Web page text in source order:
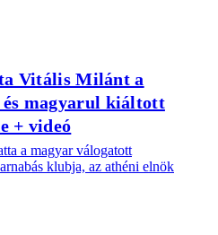
Vitális Milánt a
és magyarul kiáltott
+ videó
a magyar válogatott
klubja, az athéni elnök